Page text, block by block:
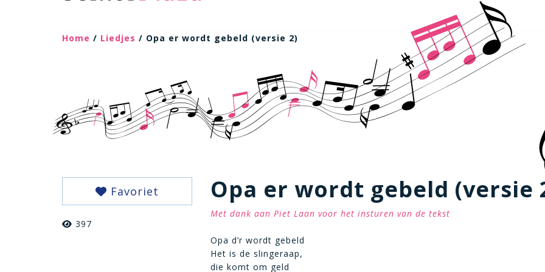
Home / Liedjes / Opa er wordt gebeld (versie 2)
Favoriet
397
Opa er wordt gebeld (versie
Met dank aan Piet Laan voor het insturen van de tekst
Opa d’r wordt gebeld
Het is de slingeraap,
die komt om geld